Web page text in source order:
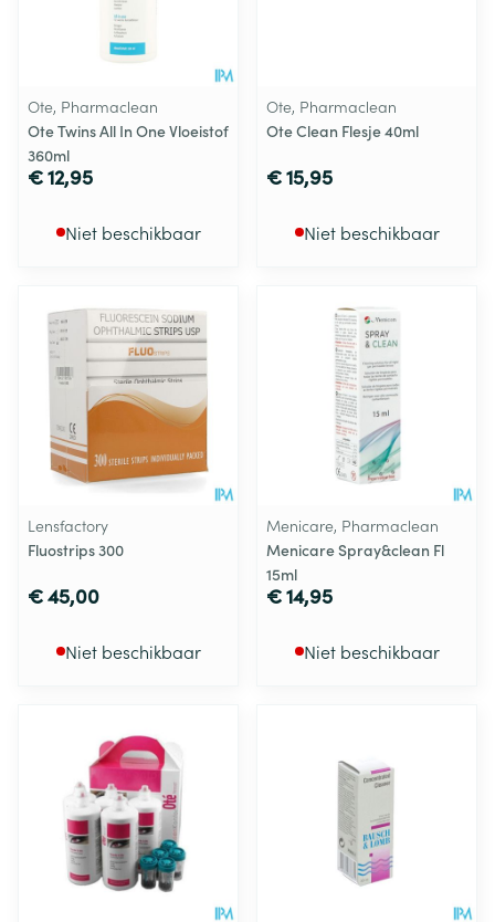
Ote, Pharmaclean
Ote Twins All In One Vloeistof
360ml
€ 12,95
Niet beschikbaar
Ote, Pharmaclean
Ote Clean Flesje 40ml
€ 15,95
Niet beschikbaar
Lensfactory
Fluostrips 300
€ 45,00
Niet beschikbaar
Menicare, Pharmaclean
Menicare Spray&clean Fl
15ml
€ 14,95
Niet beschikbaar